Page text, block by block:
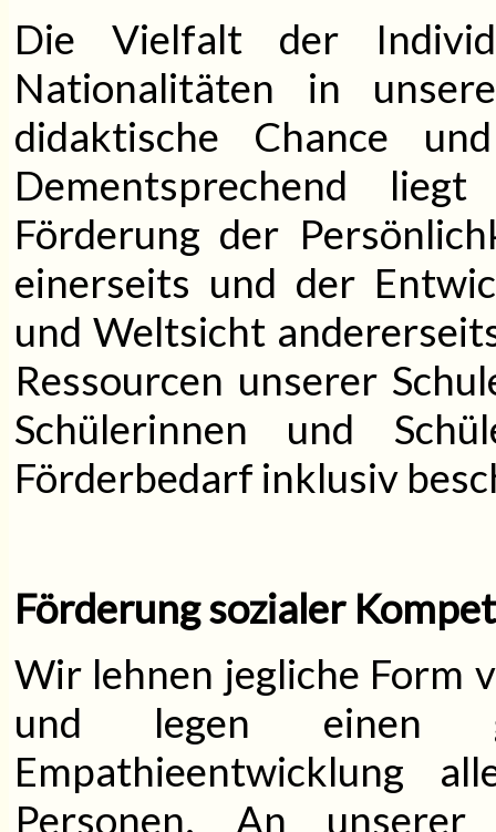
Die Vielfalt der
Nationalitäten in
didaktische Chance
Dementsprechend
Förderung der
einerseits und der
und Weltsicht
Ressourcen unserer
Schülerinnen und
Förderbedarf inklusiv
Förderung sozialer
Wir lehnen jegliche Form
und legen einen
Empathieentwicklung
Personen. An